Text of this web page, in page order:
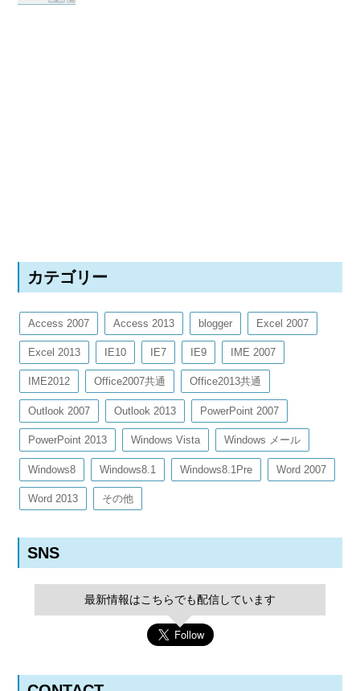
カテゴリー
Access 2007 Access 2013 blogger Excel 2007
Excel 2013 IE10 IE7 IE9 IME 2007
IME2012 Office2007共通 Office2013共通
Outlook 2007 Outlook 2013 PowerPoint 2007
PowerPoint 2013 Windows Vista Windows メール
Windows8 Windows8.1 Windows8.1Pre Word 2007
Word 2013 その他
SNS
最新情報はこちらでも配信しています